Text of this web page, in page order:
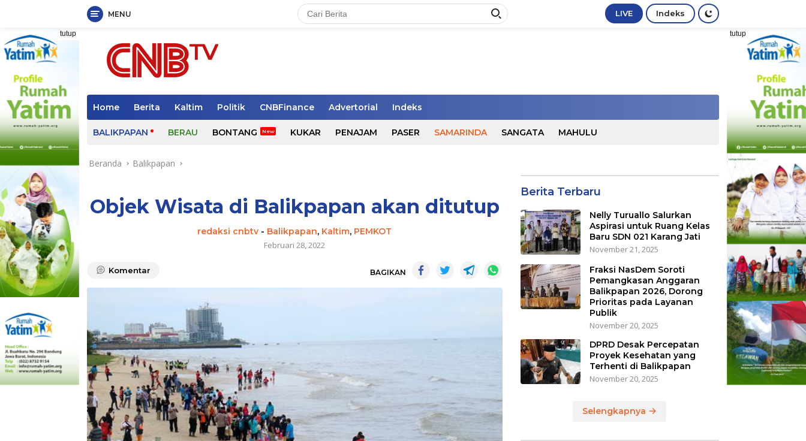
Langsung
ke
konten
MENU LIVE Indeks
tutup tutup
Home Berita Kaltim Politik CNBFinance Advertorial Indeks
BALIKPAPAN BERAU BONTANG KUKAR PENAJAM PASER SAMARINDA SANGATA MAHULU
Beranda Balikpapan
Objek Wisata di Balikpapan akan ditutup
redaksi cnbtv - Balikpapan, Kaltim, PEMKOT
Februari 28, 2022
Komentar BAGIKAN
Berita Terbaru
Nelly Turuallo Salurkan
Aspirasi untuk Ruang Kelas
Baru SDN 021 Karang Jati
November 21, 2025
Fraksi NasDem Soroti
Pemangkasan Anggaran
Balikpapan 2026, Dorong
Prioritas pada Layanan
Publik
November 20, 2025
DPRD Desak Percepatan
Proyek Kesehatan yang
Terhenti di Balikpapan
November 20, 2025
Selengkapnya